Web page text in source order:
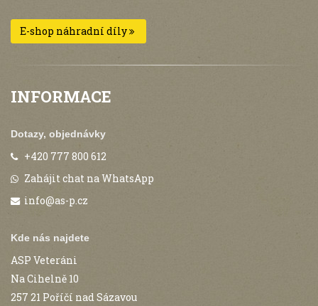
E-shop náhradní díly
INFORMACE
Dotazy, objednávky
+420 777 800 612
Zahájit chat na WhatsApp
info@as-p.cz
Kde nás najdete
ASP Veteráni
Na Cihelně 10
257 21 Poříčí nad Sázavou